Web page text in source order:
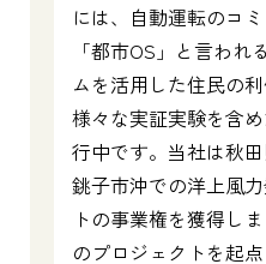
には、自動運転のコミ
「都市OS」と言われ
ムを活用した住民の
様々な実証実験を含
行中です。当社は秋
銚子市沖での洋上風
トの事業権を獲得し
のプロジェクトを起